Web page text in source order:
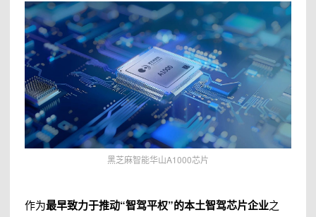
黑芝麻智能华山A1000芯片
作为最早致力于推动“智驾平权”的本土智驾芯片企业之